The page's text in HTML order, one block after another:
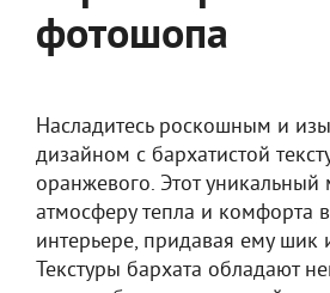
фотошопа
Насладитесь роскошным и
дизайном с бархатистой
оранжевого. Этот уникальный
атмосферу тепла и комфорта
интерьере, придавая ему шик
Текстуры бархата обладают